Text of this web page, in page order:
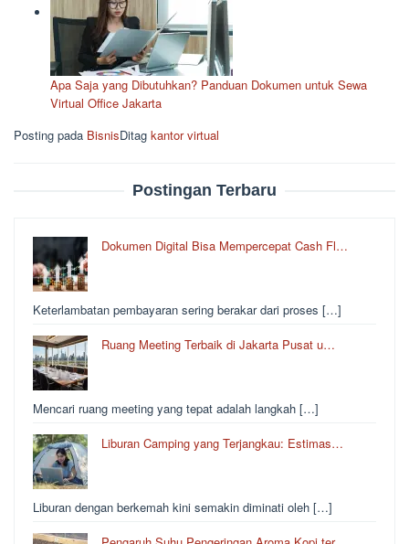
Apa Saja yang Dibutuhkan? Panduan Dokumen untuk Sewa
Virtual Office Jakarta
Posting pada BisnisDitag kantor virtual
Postingan Terbaru
Dokumen Digital Bisa Mempercepat Cash Fl…
Keterlambatan pembayaran sering berakar dari proses […]
Ruang Meeting Terbaik di Jakarta Pusat u…
Mencari ruang meeting yang tepat adalah langkah […]
Liburan Camping yang Terjangkau: Estimas…
Liburan dengan berkemah kini semakin diminati oleh […]